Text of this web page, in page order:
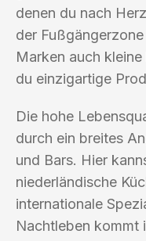
denen du nach
der
Marken auch
du einzigartige
Die hohe
durch ein breites
und Bars. Hier
niederländische
internationale
Nachtleben kommt